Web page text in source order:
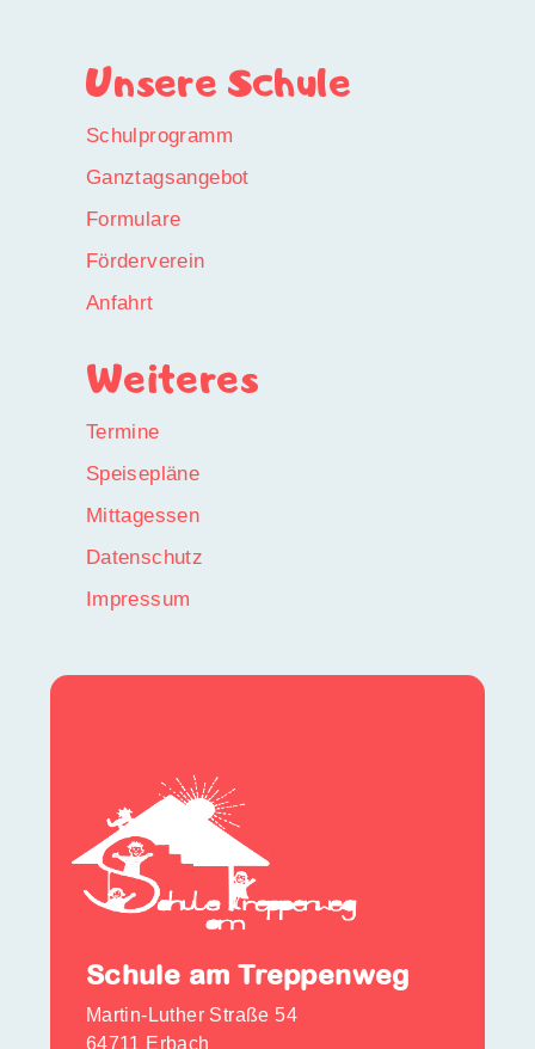
Unsere Schule
Schulprogramm
Ganztagsangebot
Formulare
Förderverein
Anfahrt
Weiteres
Termine
Speisepläne
Mittagessen
Datenschutz
Impressum
Schule am Treppenweg
Martin-Luther Straße 54
64711 Erbach